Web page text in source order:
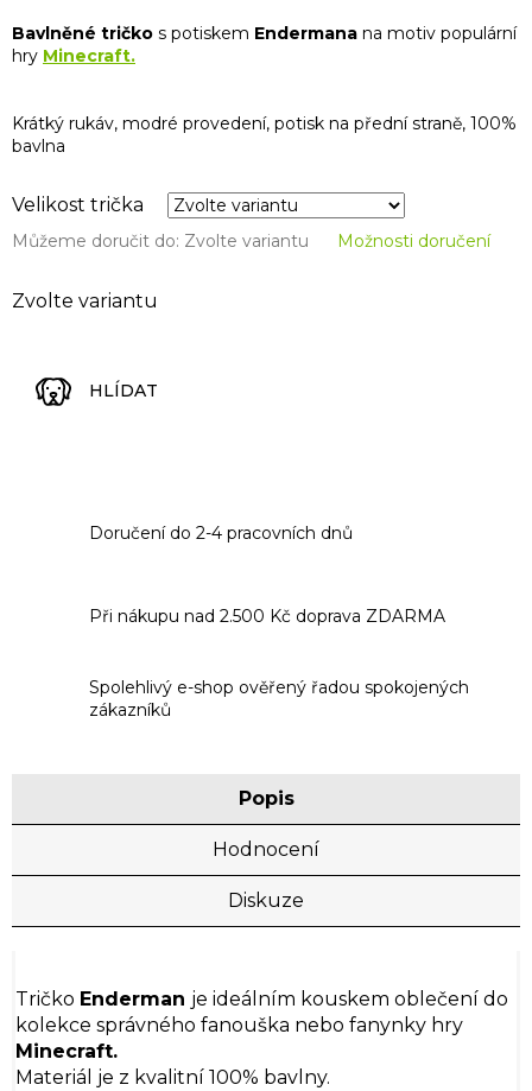
Zvolte variantu
Velikost trička
Můžeme doručit do: Zvolte variantu Možnosti doručení
Bavlněné tričko s potiskem Endermana na motiv populární
hry Minecraft.
Krátký rukáv, modré provedení, potisk na přední straně, 100%
bavlna
HLÍDAT
Doručení do 2-4 pracovních dnů
Při nákupu nad 2.500 Kč doprava ZDARMA
Spolehlivý e-shop ověřený řadou spokojených
zákazníků
Popis
Hodnocení
Diskuze
Tričko Enderman je ideálním kouskem oblečení do
kolekce správného fanouška nebo fanynky hry
Minecraft.
Materiál je z kvalitní 100% bavlny.